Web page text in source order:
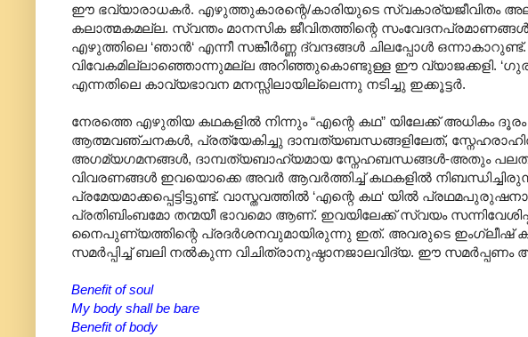
ഈ ഭവ്യാരാധകർ. എഴുത്തുകാരന്റെ/കാരിയുടെ സ്വകാര്യജീവിതം
കലാത്മകമല്ല. സ്വന്തം മാനസിക ജീവിതത്തിന്റെ
എഴുത്തിലെ ‘ഞാൻ‘ എന്നീ സങ്കീർണ്ണ ദ്വന്ദങ്ങൾ ചിലപ്പോൾ
വിവേകമില്ലാഞ്ഞൊന്നുമല്ല അറിഞ്ഞുകൊണ്ടുള്ള ഈ വ്യാജക്കളി.
എന്നതിലെ കാവ്യഭാവന മനസ്സിലായില്ലെന്നു നടിച്ചു ഇക്കൂട്ടർ.
നേരത്തെ എഴുതിയ കഥകളിൽ നിന്നും “എന്റെ കഥ” യിലേക്ക് അധികം ദൂരം
ആത്മവഞ്ചനകൾ, പ്രത്യേകിച്ചു ദാമ്പത്യബന്ധങ്ങളിലേത്,
അഗമ്യഗമനങ്ങൾ, ദാമ്പത്യബാഹ്യമായ സ്നേഹബന്ധങ്ങൾ-അതും പലതും
വിവരണങ്ങൾ ഇവയൊക്കെ അവർ ആവർത്തിച്ച് കഥകളിൽ
പ്രമേയമാക്കപ്പെട്ടിട്ടുണ്ട്. വാസ്തവത്തിൽ ‘എന്റെ കഥ‘ യിൽ
പ്രതിബിംബമോ തന്മയീ ഭാവമൊ ആണ്. ഇവയിലേക്ക് സ്വയം
നൈപുണ്യത്തിന്റെ പ്രദർശനവുമായിരുന്നു ഇത്. അവരുടെ ഇംഗ്ലീഷ്
സമർപ്പിച്ച് ബലി നൽകുന്ന വിചിത്രാനുഷ്ഠാനജാലവിദ്യ. ഈ
Benefit of soul
My body shall be bare
Benefit of body